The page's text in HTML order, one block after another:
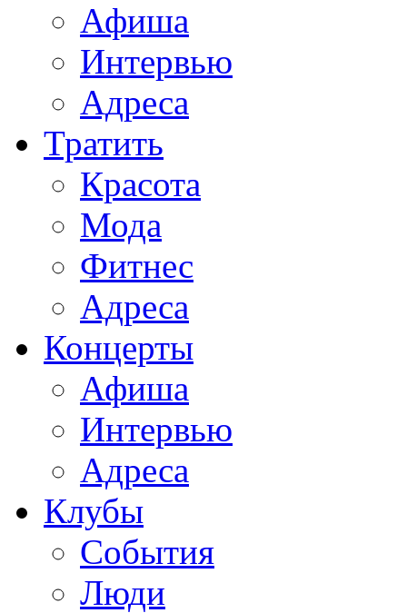
Афиша
Интервью
Адреса
Тратить
Красота
Мода
Фитнес
Адреса
Концерты
Афиша
Интервью
Адреса
Клубы
События
Люди